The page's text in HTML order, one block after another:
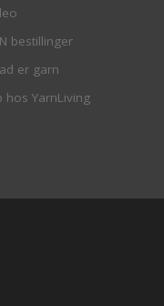
bestillinger
er garn
hos YarnLiving